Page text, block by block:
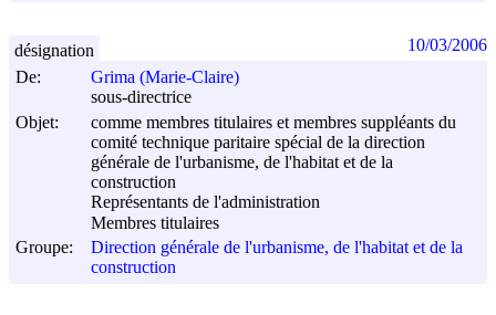
De:
Grima (Marie-Claire)
sous-directrice
Objet:
comme membres titulaires et membres suppléants du
comité technique paritaire spécial de la direction
générale de l'urbanisme, de l'habitat et de la
construction
Représentants de l'administration
Membres titulaires
Groupe:
Direction générale de l'urbanisme, de l'habitat et de la
construction
désignation 10/03/2006